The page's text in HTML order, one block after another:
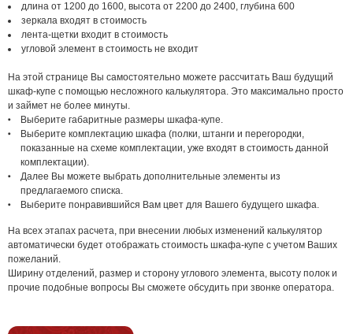
длина от 1200 до 1600, высота от 2200 до 2400, глубина 600
зеркала входят в стоимость
лента-щетки входит в стоимость
угловой элемент в стоимость не входит
На этой странице Вы самостоятельно можете рассчитать Ваш будущий
шкаф-купе с помощью несложного калькулятора. Это максимально просто
и займет не более минуты.
Выберите габаритные размеры шкафа-купе.
Выберите комплектацию шкафа (полки, штанги и перегородки,
показанные на схеме комплектации, уже входят в стоимость данной
комплектации).
Далее Вы можете выбрать дополнительные элементы из
предлагаемого списка.
Выберите понравившийся Вам цвет для Вашего будущего шкафа.
На всех этапах расчета, при внесении любых изменений калькулятор
автоматически будет отображать стоимость шкафа-купе с учетом Ваших
пожеланий.
Ширину отделений, размер и сторону углового элемента, высоту полок и
прочие подобные вопросы Вы сможете обсудить при звонке оператора.